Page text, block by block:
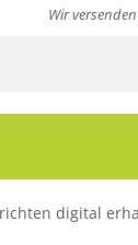
Wir
digital